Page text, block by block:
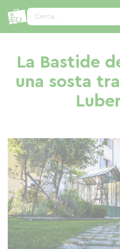
Cerca...
La Bastide
una sosta
Pannello di gestione dei